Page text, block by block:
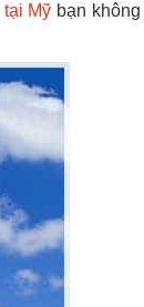
Mỹ bạn